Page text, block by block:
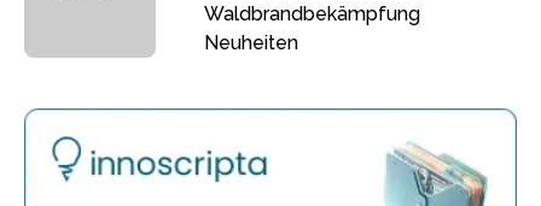
Waldbrandbekämpfung
Neuheiten